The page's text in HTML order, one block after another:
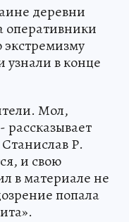
деревни
оперативники
узнали в конце
Мол,
Р.
и свою
в материале не
попала